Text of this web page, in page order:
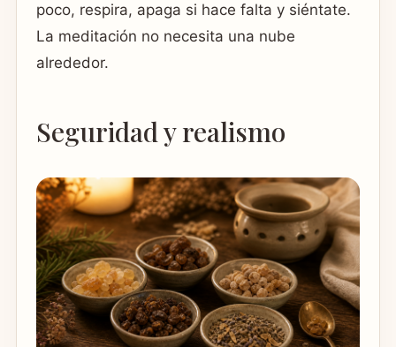
poco, respira, apaga si hace falta y siéntate.
La meditación no necesita una nube
alrededor.
Seguridad y realismo